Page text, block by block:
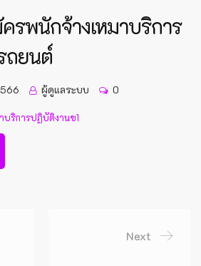
รพนักจ้างเหมาบริการ
ถยนต์
ผู้ดูแลระบบ 0
บริการปฏิบัติงานข1
Next